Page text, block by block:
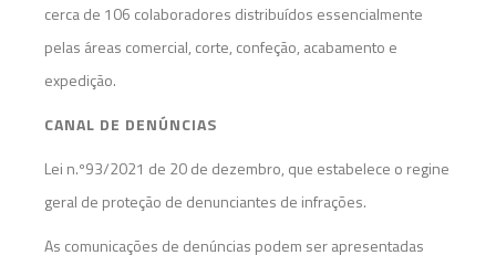
cerca de 106 colaboradores distribuídos essencialmente
pelas áreas comercial, corte, confeção, acabamento e
expedição.
CANAL DE DENÚNCIAS
Lei n.º93/2021 de 20 de dezembro, que estabelece o regine
geral de proteção de denunciantes de infrações.
As comunicações de denúncias podem ser apresentadas